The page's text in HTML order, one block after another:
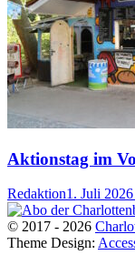
Aktionstag im
Redaktion1. Juli 2026
© 2017 - 2026
Theme Design: